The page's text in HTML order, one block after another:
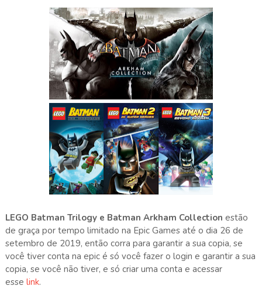
LEGO Batman Trilogy e Batman Arkham Collection estão
de graça por tempo limitado na Epic Games até o dia 26 de
setembro de 2019, então corra para garantir a sua copia, se
você tiver conta na epic é só você fazer o login e garantir a sua
copia, se você não tiver, e só criar uma conta e acessar
esse link.